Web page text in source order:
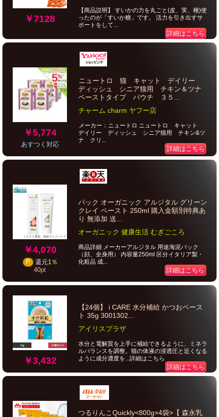
￥7128
【商品説明】 すいかの力を丸ごと(皮、実、種)使
ったのが「すいか糖」です。 活力を引き出すサ
ポートをして...
詳細はこちら
￥5,774
あすつく対応
ニュートロ 猫 キャット デイリー
ディッシュ シニア猫用 チキン＆ツナ
ペーストタイプ パウチ ３５...
チャーム charm ヤフー店
メーカー：ニュートロ ニュートロ キャット
デイリー ディッシュ シニア猫用 チキン&ツ
ナ クリ...
詳細はこちら
￥4,070
P 還元1％
40pt
パック オーガニック アルジタル グリーン
クレイ ペースト 250ml 購入金額別特典あ
り 無添加 送...
オーガニック 健康生活 むぎごころ
商品詳細 メーカーアルジタル 用途海泥パック
（顔、全身用） 内容量250ml 区分イタリア製・
化粧品 成...
詳細はこちら
￥3,432
【24個】 i CARE 水分補給 かつおペース
ト 35g 3001302...
アイリスプラザ
水分と電解質を上手に補給できるように、ミネラ
ルバランスを調整。猫の体液の浸透圧と近くなる
ように成分濃度を...詳細はこちら
詳細はこちら
つるりんこQuickly<800g×4袋>【 森永乳